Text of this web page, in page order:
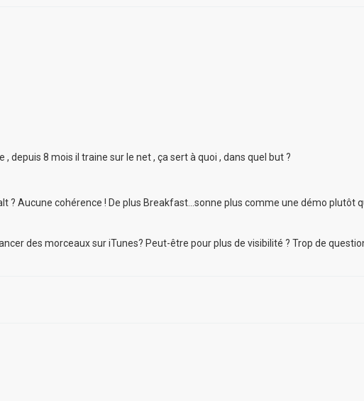
depuis 8 mois il traine sur le net , ça sert à quoi , dans quel but ?
? Aucune cohérence ! De plus Breakfast...sonne plus comme une démo plutôt
des morceaux sur iTunes? Peut-être pour plus de visibilité ? Trop de